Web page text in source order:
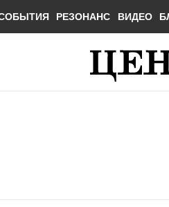
РЕЗОНАНС ВИДЕО